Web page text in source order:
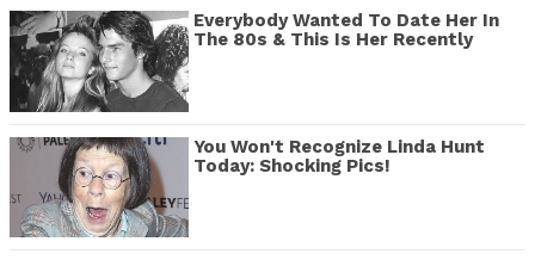
Everybody Wanted To Date Her In
The 80s & This Is Her Recently
You Won't Recognize Linda Hunt
Today: Shocking Pics!